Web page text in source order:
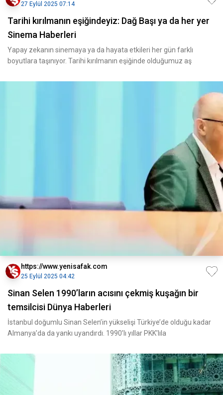
27 Eylül 2025 07:14
Tarihi kırılmanın eşiğindeyiz: Dağ Başı ya da her yer
Sinema Haberleri
Yapay zekanın sinemaya ya da hayata etkileri her gün farklı
boyutlara taşınıyor. Tarihi kırılmanın eşiğinde olduğumuz aş
https://www.yenisafak.com
25 Eylül 2025 04:42
Sinan Selen 1990’ların acısını çekmiş kuşağın bir
temsilcisi Dünya Haberleri
İstanbul doğumlu Sinan Selen’in yükselişi Türkiye’de olduğu kadar
Almanya’da da yankı uyandırdı. 1990’lı yıllar PKK’lıla